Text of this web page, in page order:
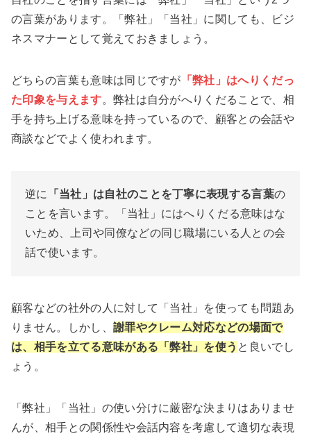
の言葉があります。「弊社」「当社」に関しても、ビジ
ネスマナーとして覚えておきましょう。
どちらの言葉も意味は同じですが 「弊社」はへりくだっ
た印象を与えます。弊社は自分がへりくだることで、相
手を持ち上げる意味を持っているので、顧客との会話や
商談などでよく使われます。
逆に 「当社」は自社のことを丁寧に表現する言葉の
ことを言います。「当社」にはへりくだる意味はな
いため、上司や同僚などの同じ職場にいる人との会
話で使います。
顧客などの社外の人に対して「当社」を使っても問題あ
りません。しかし、 謝罪やクレーム対応などの場面で
は、相手を立てる意味がある「弊社」を使う と良いでし
ょう。
「弊社」「当社」の使い分けに厳密な決まりはありませ
んが、相手との関係性や会話内容を考慮して適切な表現